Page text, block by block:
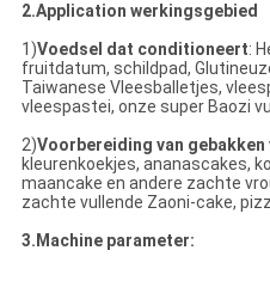
2.Application werkingsgebied
1)Voedsel dat conditioneert:
fruitdatum, schildpad,
Taiwanese Vleesballetjes,
vleespastei, onze super Baozi
2)Voorbereiding van gebakken
kleurenkoekjes, ananascakes,
maancake en andere zachte
zachte vullende Zaoni-cake,
3.Machine parameter: